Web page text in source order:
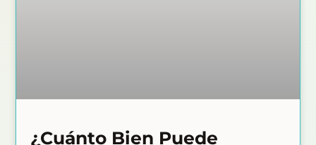
¿Cuánto Bien Puede